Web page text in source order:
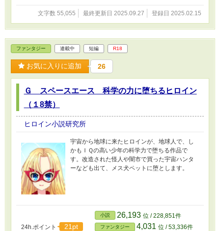
文字数 55,055 最終更新日 2025.09.27 登録日 2025.02.15
ファンタジー 連載中 短編 R18
お気に入りに追加 26
Ｇ スペースエース 科学の力に堕ちるヒロイン
（１8禁）
ヒロイン小説研究所
宇宙から地球に来たヒロインが、地球人で、し
かもＩＱの高い少年の科学力で堕ちる作品で
す。改造された怪人や闇市で買った宇宙ハンタ
ーなども出て、メス犬ペットに堕とします。
24h.ポイント 21pt
小説 26,193 位 / 228,851件
ファンタジー 4,031 位 / 53,336件